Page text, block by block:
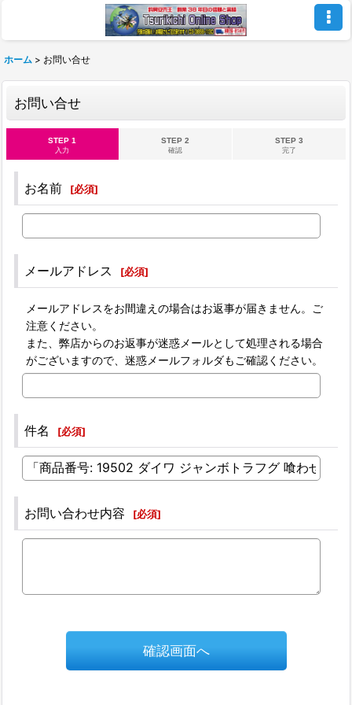
ホーム > お問い合せ
お問い合せ
STEP 1
入力
STEP 2
確認
STEP 3
完了
お名前 [必須]
メールアドレス [必須]
メールアドレスをお間違えの場合はお返事が届きません。ご
注意ください。
また、弊店からのお返事が迷惑メールとして処理される場合
がございますので、迷惑メールフォルダもご確認ください。
件名 [必須]
お問い合わせ内容 [必須]
確認画面へ